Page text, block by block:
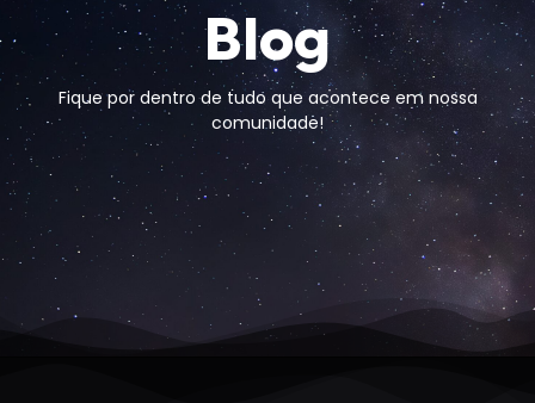
Blog
Fique por dentro de tudo que acontece em nossa
comunidade!